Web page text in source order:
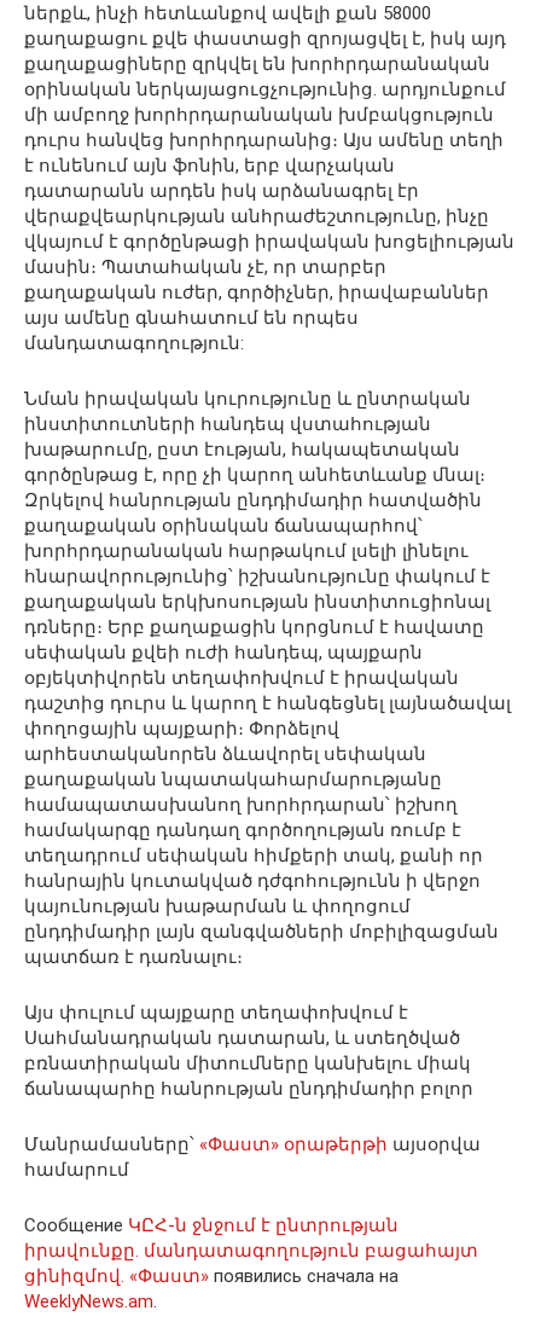
ներքև, ինչի հետևանքով ավելի քան 58000
քաղաքացու քվե փաստացի զրոյացվել է, իսկ այդ
քաղաքացիները զրկվել են խորհրդարանական
օրինական ներկայացուցչությունից. արդյունքում
մի ամբողջ խորհրդարանական խմբակցություն
դուրս հանվեց խորհրդարանից։ Այս ամենը տեղի
է ունենում այն ֆոնին, երբ վարչական
դատարանն արդեն իսկ արձանագրել էր
վերաքվեարկության անհրաժեշտությունը, ինչը
վկայում է գործընթացի իրավական խոցելիության
մասին։ Պատահական չէ, որ տարբեր
քաղաքական ուժեր, գործիչներ, իրավաբաններ
այս ամենը գնահատում են որպես
մանդատագողություն:
Նման իրավական կուրությունը և ընտրական
ինստիտուտների հանդեպ վստահության
խաթարումը, ըստ էության, հակապետական
գործընթաց է, որը չի կարող անհետևանք մնալ։
Զրկելով հանրության ընդդիմադիր հատվածին
քաղաքական օրինական ճանապարհով՝
խորհրդարանական հարթակում լսելի լինելու
հնարավորությունից՝ իշխանությունը փակում է
քաղաքական երկխոսության ինստիտուցիոնալ
դռները։ Երբ քաղաքացին կորցնում է հավատը
սեփական քվեի ուժի հանդեպ, պայքարն
օբյեկտիվորեն տեղափոխվում է իրավական
դաշտից դուրս և կարող է հանգեցնել լայնածավալ
փողոցային պայքարի։ Փորձելով
արհեստականորեն ձևավորել սեփական
քաղաքական նպատակահարմարությանը
համապատասխանող խորհրդարան՝ իշխող
համակարգը դանդաղ գործողության ռումբ է
տեղադրում սեփական հիմքերի տակ, քանի որ
հանրային կուտակված դժգոհությունն ի վերջո
կայունության խաթարման և փողոցում
ընդդիմադիր լայն զանգվածների մոբիլիզացման
պատճառ է դառնալու։
Այս փուլում պայքարը տեղափոխվում է
Սահմանադրական դատարան, և ստեղծված
բռնատիրական միտումները կանխելու միակ
ճանապարհը հանրության ընդդիմադիր բոլոր
Մանրամասները՝ «Փաստ» օրաթերթի այսօրվա
համարում
Сообщение ԿԸՀ-ն ջնջում է ընտրության
իրավունքը. մանդատագողություն բացահայտ
ցինիզմով. «Փաստ» появились сначала на
WeeklyNews.am.